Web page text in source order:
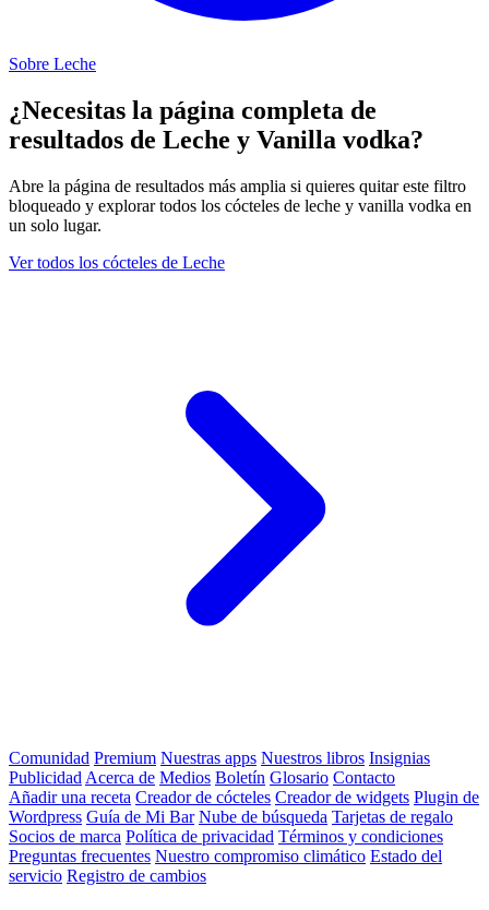
Sobre Leche
¿Necesitas la página completa de
resultados de Leche y Vanilla vodka?
Abre la página de resultados más amplia si quieres quitar este filtro
bloqueado y explorar todos los cócteles de leche y vanilla vodka en
un solo lugar.
Ver todos los cócteles de Leche
Comunidad Premium Nuestras apps Nuestros libros Insignias
Publicidad Acerca de Medios Boletín Glosario Contacto
Añadir una receta Creador de cócteles Creador de widgets Plugin de
Wordpress Guía de Mi Bar Nube de búsqueda Tarjetas de regalo
Socios de marca Política de privacidad Términos y condiciones
Preguntas frecuentes Nuestro compromiso climático Estado del
servicio Registro de cambios